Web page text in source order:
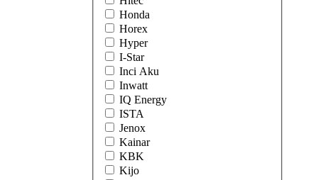
Honda
Horex
Hyper
I-Star
Inci Aku
Inwatt
IQ Energy
ISTA
Jenox
Kainar
KBK
Kijo